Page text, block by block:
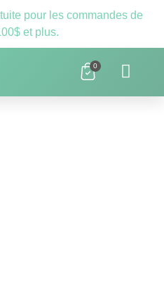
pour les commandes de
et plus.
0